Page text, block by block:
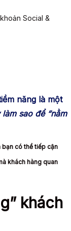
Social &
năng là một
làm sao để “nằm
bạn có thể tiếp cận
khách hàng quan
khách